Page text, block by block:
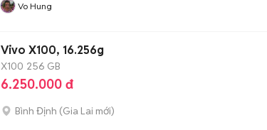
Vo Hung
Vivo X100, 16.256g
X100 256 GB
6.250.000 đ
Bình Định (Gia Lai mới)